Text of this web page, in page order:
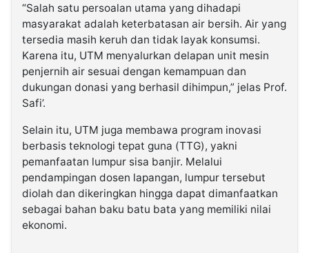
“Salah satu persoalan utama yang dihadapi
masyarakat adalah keterbatasan air bersih. Air yang
tersedia masih keruh dan tidak layak konsumsi.
Karena itu, UTM menyalurkan delapan unit mesin
penjernih air sesuai dengan kemampuan dan
dukungan donasi yang berhasil dihimpun,” jelas Prof.
Safi’.
Selain itu, UTM juga membawa program inovasi
berbasis teknologi tepat guna (TTG), yakni
pemanfaatan lumpur sisa banjir. Melalui
pendampingan dosen lapangan, lumpur tersebut
diolah dan dikeringkan hingga dapat dimanfaatkan
sebagai bahan baku batu bata yang memiliki nilai
ekonomi.